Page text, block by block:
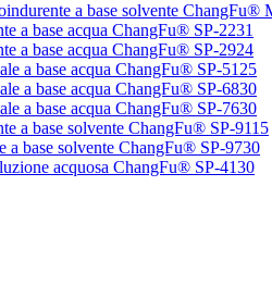
a base solvente ChangFu®
a base acqua ChangFu® SP-2231
a base acqua ChangFu® SP-2924
a base acqua ChangFu® SP-5125
a base acqua ChangFu® SP-6830
a base acqua ChangFu® SP-7630
a base solvente ChangFu® SP-9115
a base solvente ChangFu® SP-9730
acquosa ChangFu® SP-4130